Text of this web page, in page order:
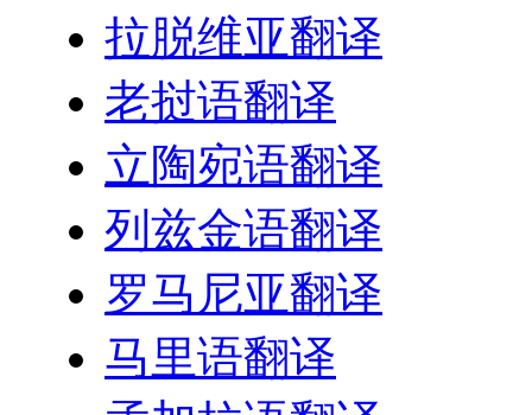
拉脱维亚翻译
老挝语翻译
立陶宛语翻译
列兹金语翻译
罗马尼亚翻译
马里语翻译